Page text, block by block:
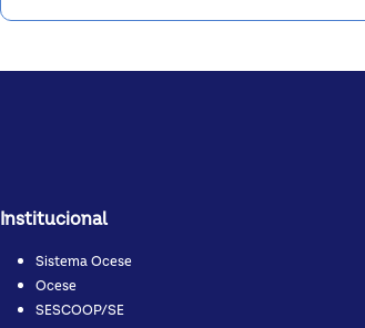
Institucional
Sistema Ocese
Ocese
SESCOOP/SE